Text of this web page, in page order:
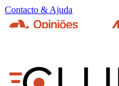
Contacto & Ajuda